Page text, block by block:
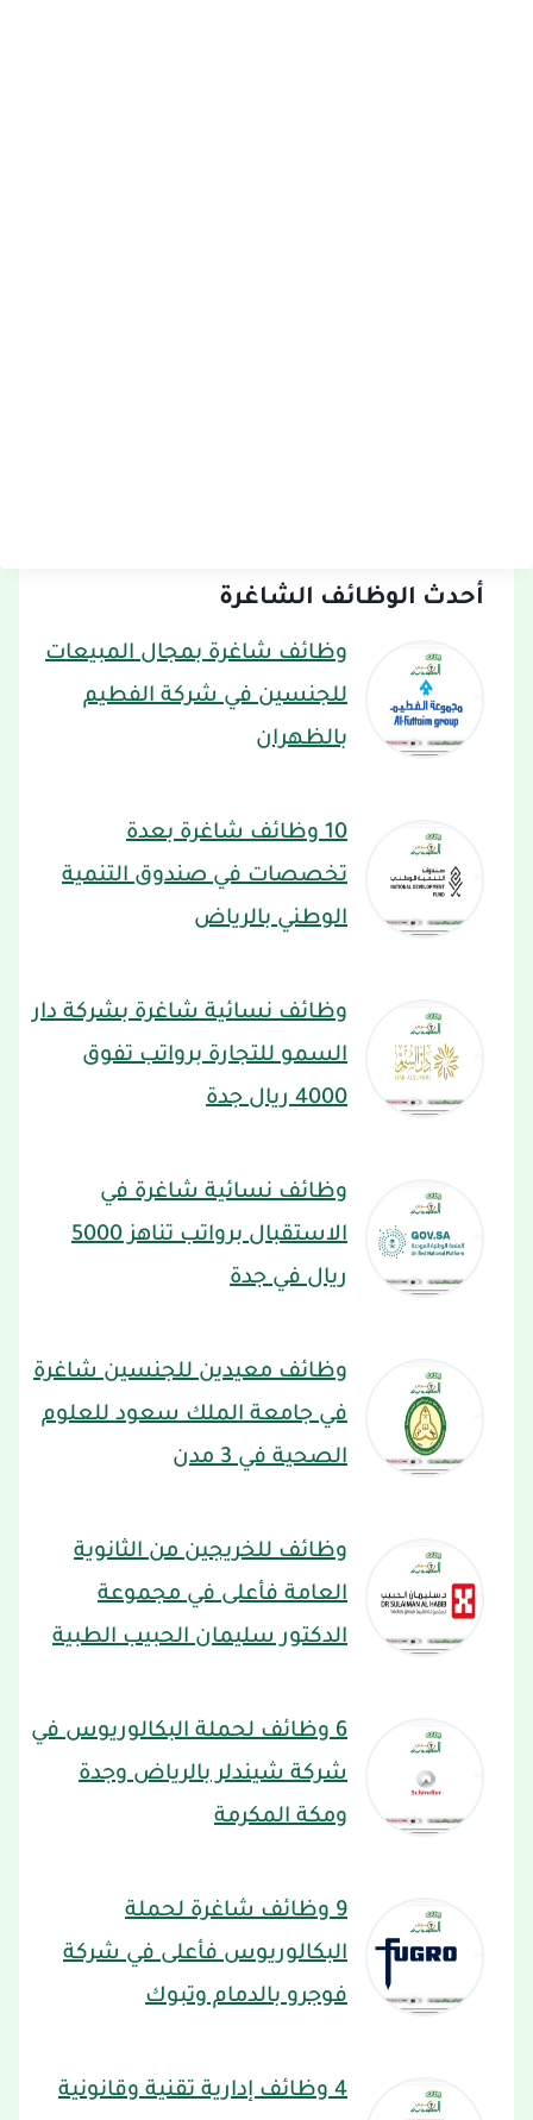
أحدث الوظائف الشاغرة
وظائف شاغرة بمجال المبيعات
للجنسين في شركة الفطيم
بالظهران
10 وظائف شاغرة بعدة
تخصصات في صندوق التنمية
الوطني بالرياض
وظائف نسائية شاغرة بشركة دار
السمو للتجارة برواتب تفوق
4000 ريال جدة
وظائف نسائية شاغرة في
الاستقبال برواتب تناهز 5000
ريال في جدة
وظائف معيدين للجنسين شاغرة
في جامعة الملك سعود للعلوم
الصحية في 3 مدن
وظائف للخريجين من الثانوية
العامة فأعلى في مجموعة
الدكتور سليمان الحبيب الطبية
6 وظائف لحملة البكالوريوس في
شركة شيندلر بالرياض وجدة
ومكة المكرمة
9 وظائف شاغرة لحملة
البكالوريوس فأعلى في شركة
فوجرو بالدمام وتبوك
4 وظائف إدارية تقنية وقانونية